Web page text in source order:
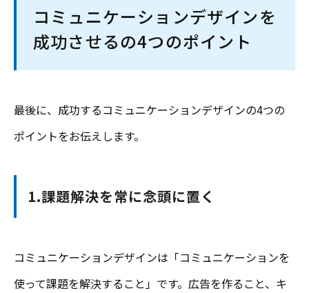
コミュニケーションデザインを
成功させるの4つのポイント
最後に、成功するコミュニケーションデザインの4つの
ポイントをお伝えします。
1.課題解決を常に念頭に置く
コミュニケーションデザインは「コミュニケーションを
使って課題を解決すること」です。広告を作ること、キ